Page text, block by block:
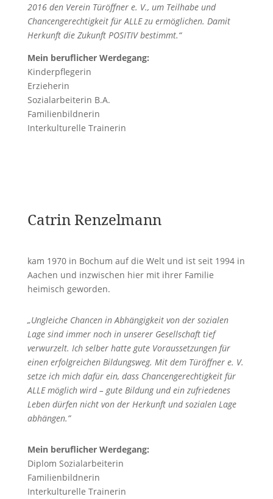
2016 den Verein Türöffner e. V., um Teilhabe und
Chancengerechtigkeit für ALLE zu ermöglichen. Damit
Herkunft die Zukunft POSITIV bestimmt.“
Mein beruflicher Werdegang:
Kinderpflegerin
Erzieherin
Sozialarbeiterin B.A.
Familienbildnerin
Interkulturelle Trainerin
Catrin Renzelmann
kam 1970 in Bochum auf die Welt und ist seit 1994 in
Aachen und inzwischen hier mit ihrer Familie
heimisch geworden.
„Ungleiche Chancen in Abhängigkeit von der sozialen
Lage sind immer noch in unserer Gesellschaft tief
verwurzelt. Ich selber hatte gute Voraussetzungen für
einen erfolgreichen Bildungsweg. Mit dem Türöffner e. V.
setze ich mich dafür ein, dass Chancengerechtigkeit für
ALLE möglich wird – gute Bildung und ein zufriedenes
Leben dürfen nicht von der Herkunft und sozialen Lage
abhängen.”
Mein beruflicher Werdegang:
Diplom Sozialarbeiterin
Familienbildnerin
Interkulturelle Trainerin